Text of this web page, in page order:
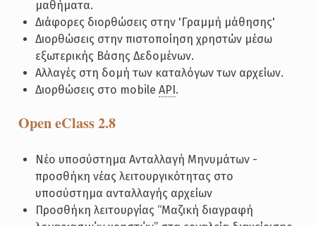
μαθήματα.
Διάφορες διορθώσεις στην 'Γραμμή μάθησης'
Διορθώσεις στην πιστοποίηση χρηστών μέσω
εξωτερικής Βάσης Δεδομένων.
Αλλαγές στη δομή των καταλόγων των αρχείων.
Διορθώσεις στο mobile API .
Open eClass 2.8
Νέο υποσύστημα Ανταλλαγή Μηνυμάτων -
προσθήκη νέας λειτουργικότητας στο
υποσύστημα ανταλλαγής αρχείων
Προσθήκη λειτουργίας “Μαζική διαγραφή